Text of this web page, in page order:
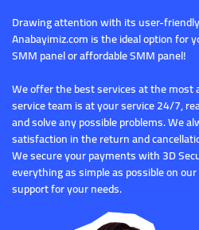
Drawing attention with its user-
Anabayimiz.com is the ideal option for
SMM panel or affordable SMM panel!
We offer the best services at the most
service team is at your service 24/7,
and solve any possible problems. We
satisfaction in the return and
We secure your payments with 3D
everything as simple as possible on
support for your needs.